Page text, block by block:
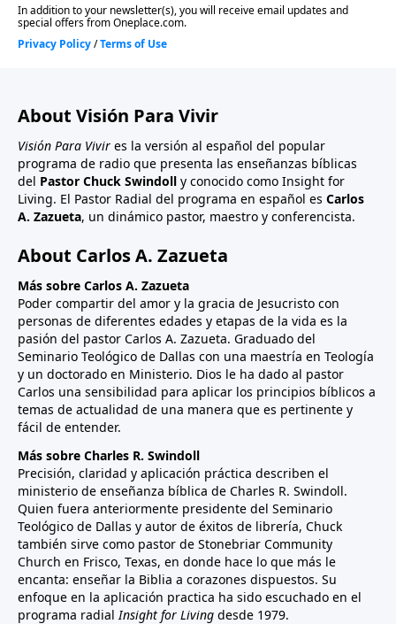
es aceptar la responsabilidad.
About Visión Para Vivir
Visión Para Vivir es la versión al español del popular
programa de radio que presenta las enseñanzas bíblicas
del Pastor Chuck Swindoll y conocido como Insight for
Living. El Pastor Radial del programa en español es Carlos
A. Zazueta, un dinámico pastor, maestro y conferencista.
About Carlos A. Zazueta
Más sobre Carlos A. Zazueta
Poder compartir del amor y la gracia de Jesucristo con
personas de diferentes edades y etapas de la vida es la
pasión del pastor Carlos A. Zazueta. Graduado del
Seminario Teológico de Dallas con una maestría en Teología
y un doctorado en Ministerio. Dios le ha dado al pastor
Carlos una sensibilidad para aplicar los principios bíblicos a
temas de actualidad de una manera que es pertinente y
fácil de entender.
Más sobre Charles R. Swindoll
Precisión, claridad y aplicación práctica describen el
ministerio de enseñanza bíblica de Charles R. Swindoll.
Quien fuera anteriormente presidente del Seminario
Teológico de Dallas y autor de éxitos de librería, Chuck
también sirve como pastor de Stonebriar Community
Church en Frisco, Texas, en donde hace lo que más le
encanta: enseñar la Biblia a corazones dispuestos. Su
enfoque en la aplicación practica ha sido escuchado en el
programa radial Insight for Living desde 1979.